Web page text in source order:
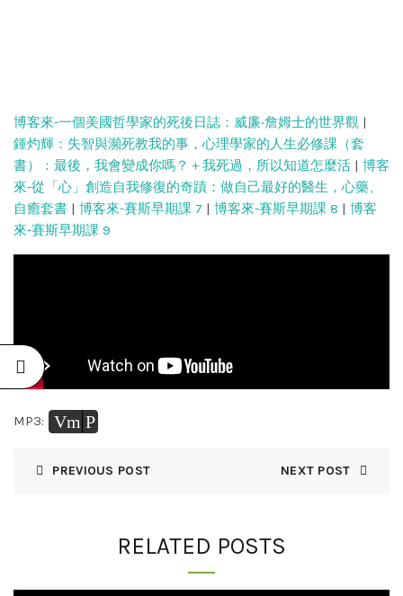
博客來-一個美國哲學家的死後日誌：威廉‧詹姆士的世界觀 |
鍾灼輝：失智與瀕死教我的事，心理學家的人生必修課（套
書）：最後，我會變成你嗎？＋我死過，所以知道怎麼活 | 博客
來-從「心」創造自我修復的奇蹟：做自己最好的醫生，心藥、
自癒套書 | 博客來-賽斯早期課 7 | 博客來-賽斯早期課 8 | 博客
來-賽斯早期課 9
MP3: Vm P
PREVIOUS POST NEXT POST
RELATED POSTS